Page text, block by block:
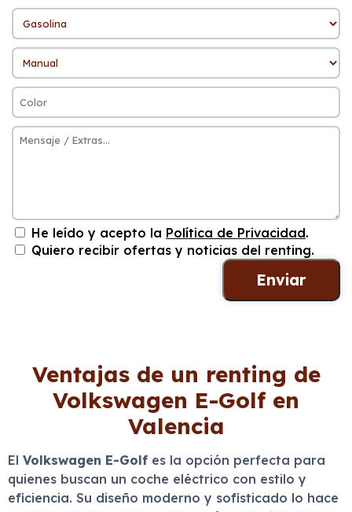
He leído y acepto la Política de Privacidad.
Quiero recibir ofertas y noticias del renting.
Ventajas de un renting de
Volkswagen E-Golf en
Valencia
El Volkswagen E-Golf es la opción perfecta para
quienes buscan un coche eléctrico con estilo y
eficiencia. Su diseño moderno y sofisticado lo hace